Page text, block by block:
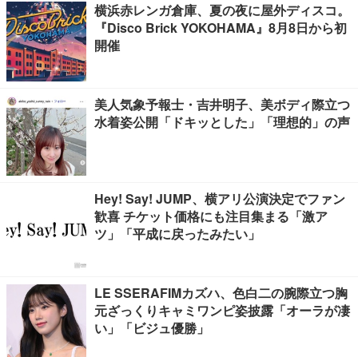
横浜赤レンガ倉庫、夏の夜に屋外ディスコ。
『Disco Brick YOKOHAMA』8月8日から初
開催
美人気象予報士・吉井明子、美ボディ際立つ
水着姿公開「ドキッとした」「理想的」の声
Hey! Say! JUMP、横アリ公演決定でファン
歓喜 チケット価格にも注目集まる「激ア
ツ」「平成に戻ったみたい」
LE SSERAFIMカズハ、色白二の腕際立つ胸
元ざっくりキャミワンピ姿披露「オーラが凄
い」「ビジュ優勝」